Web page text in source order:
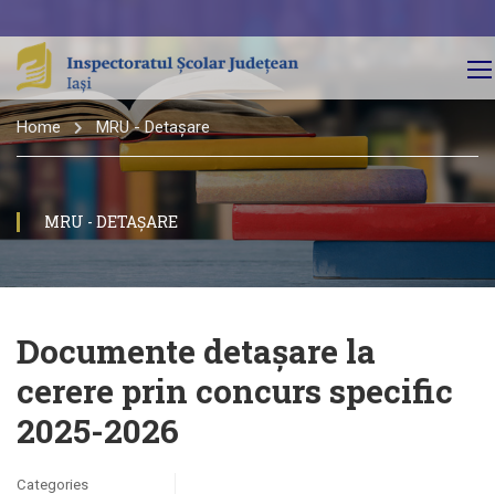
Home MRU - Detașare
MRU - DETAȘARE
Documente detașare la
cerere prin concurs specific
2025-2026
Categories